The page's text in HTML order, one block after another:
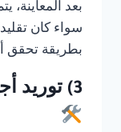
بعد
سواء كان
بطريقة تحقق
3) توريد أجهزة إنذار الحريق الأصلية